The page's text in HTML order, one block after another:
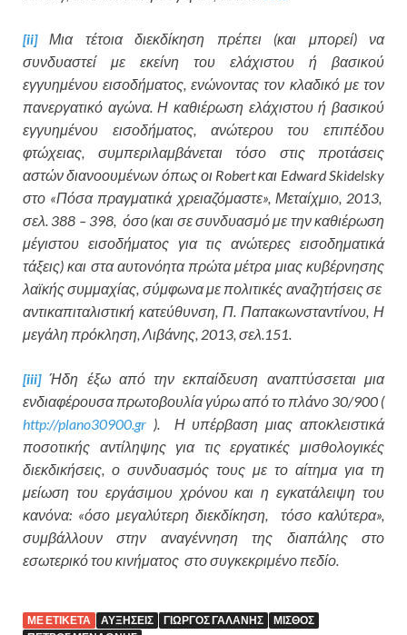
[ii]Μια τέτοια διεκδίκηση πρέπει (και μπορεί) να
συνδυαστεί με εκείνη του ελάχιστου ή βασικού
εγγυημένου εισοδήματος, ενώνοντας τον κλαδικό με τον
πανεργατικό αγώνα. Η καθιέρωση ελάχιστου ή βασικού
εγγυημένου εισοδήματος, ανώτερου του επιπέδου
φτώχειας, συμπεριλαμβάνεται τόσο στις προτάσεις
αστών διανοουμένων όπως οι Robert και Edward Skidelsky
στο «Πόσα πραγματικά χρειαζόμαστε», Μεταίχμιο, 2013,
σελ. 388 – 398, όσο (και σε συνδυασμό με την καθιέρωση
μέγιστου εισοδήματος για τις ανώτερες εισοδηματικά
τάξεις) και στα αυτονόητα πρώτα μέτρα μιας κυβέρνησης
λαϊκής συμμαχίας, σύμφωνα με πολιτικές αναζητήσεις σε
αντικαπιταλιστική κατεύθυνση, Π. Παπακωνσταντίνου, Η
μεγάλη πρόκληση, Λιβάνης, 2013, σελ.151.
[iii]Ήδη έξω από την εκπαίδευση αναπτύσσεται μια
ενδιαφέρουσα πρωτοβουλία γύρω από το πλάνο 30/900 (
http://plano30900.gr ). Η υπέρβαση μιας αποκλειστικά
ποσοτικής αντίληψης για τις εργατικές μισθολογικές
διεκδικήσεις, ο συνδυασμός τους με το αίτημα για τη
μείωση του εργάσιμου χρόνου και η εγκατάλειψη του
κανόνα: «όσο μεγαλύτερη διεκδίκηση, τόσο καλύτερα»,
συμβάλλουν στην αναγέννηση της διαπάλης στο
εσωτερικό του κινήματος στο συγκεκριμένο πεδίο.
ΜΕ ΕΤΙΚΕΤΑ ΑΥΞΗΣΕΙΣ ΓΙΩΡΓΟΣ ΓΑΛΑΝΗΣ
ΜΙΣΘΟΣ